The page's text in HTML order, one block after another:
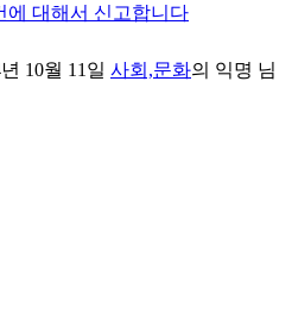
에 대해서 신고합니다
10월 11일 사회,문화의 익명 님